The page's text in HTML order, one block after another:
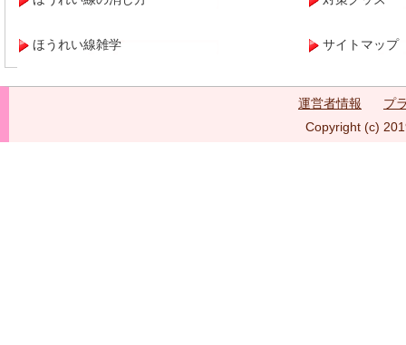
ほうれい線雑学 サイトマップ
運営者情報
プ
Copyright (c)